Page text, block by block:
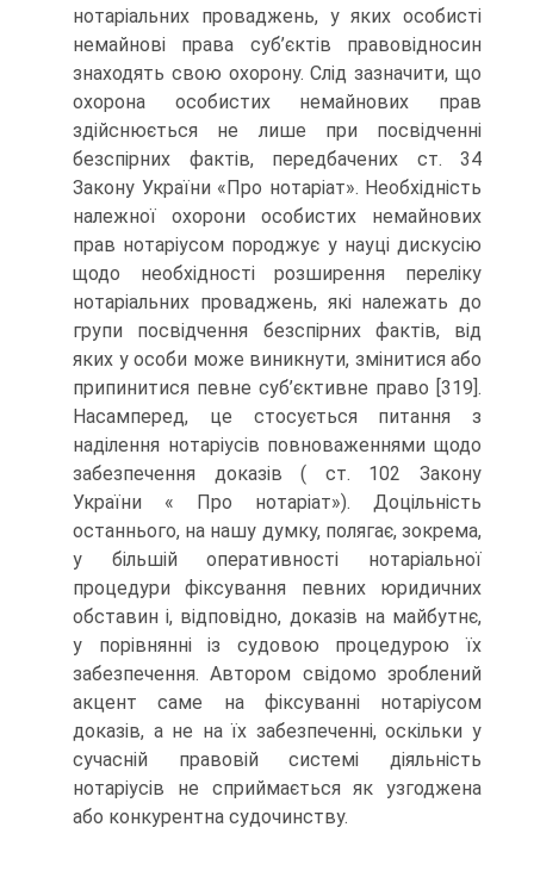
нотаріальних проваджень, у яких особисті
немайнові права суб’єктів правовідносин
знаходять свою охорону. Слід зазначити, що
охорона особистих немайнових прав
здійснюється не лише при посвідченні
безспірних фактів, передбачених ст. 34
Закону України «Про нотаріат». Необхідність
належної охорони особистих немайнових
прав нотаріусом породжує у науці дискусію
щодо необхідності розширення переліку
нотаріальних проваджень, які належать до
групи посвідчення безспірних фактів, від
яких у особи може виникнути, змінитися або
припинитися певне суб’єктивне право [319].
Насамперед, це стосується питання з
наділення нотаріусів повноваженнями щодо
забезпечення доказів ( ст. 102 Закону
України « Про нотаріат»). Доцільність
останнього, на нашу думку, полягає, зокрема,
у більшій оперативності нотаріальної
процедури фіксування певних юридичних
обставин і, відповідно, доказів на майбутнє,
у порівнянні із судовою процедурою їх
забезпечення. Автором свідомо зроблений
акцент саме на фіксуванні нотаріусом
доказів, а не на їх забезпеченні, оскільки у
сучасній правовій системі діяльність
нотаріусів не сприймається як узгоджена
або конкурентна судочинству.